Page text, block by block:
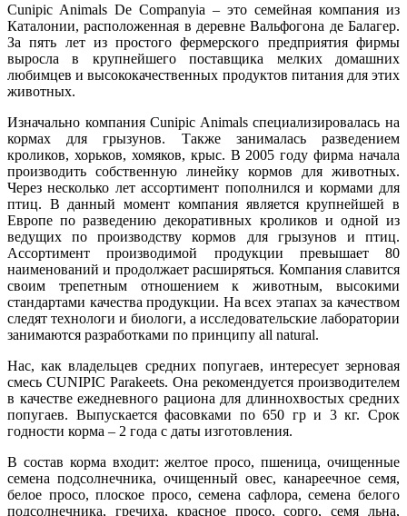
Cunipic Animals De Companyia – это семейная компания из
Каталонии, расположенная в деревне Вальфогона де Балагер.
За пять лет из простого фермерского предприятия фирмы
выросла в крупнейшего поставщика мелких домашних
любимцев и высококачественных продуктов питания для этих
животных.
Изначально компания Cunipic Animals специализировалась на
кормах для грызунов. Также занималась разведением
кроликов, хорьков, хомяков, крыс. В 2005 году фирма начала
производить собственную линейку кормов для животных.
Через несколько лет ассортимент пополнился и кормами для
птиц. В данный момент компания является крупнейшей в
Европе по разведению декоративных кроликов и одной из
ведущих по производству кормов для грызунов и птиц.
Ассортимент производимой продукции превышает 80
наименований и продолжает расширяться. Компания славится
своим трепетным отношением к животным, высокими
стандартами качества продукции. На всех этапах за качеством
следят технологи и биологи, а исследовательские лаборатории
занимаются разработками по принципу all natural.
Нас, как владельцев средних попугаев, интересует зерновая
смесь CUNIPIC Parakeets. Она рекомендуется производителем
в качестве ежедневного рациона для длиннохвостых средних
попугаев. Выпускается фасовками по 650 гр и 3 кг. Срок
годности корма – 2 года с даты изготовления.
В состав корма входит: желтое просо, пшеница, очищенные
семена подсолнечника, очищенный овес, канареечное семя,
белое просо, плоское просо, семена сафлора, семена белого
подсолнечника, гречиха, красное просо, сорго, семя льна,